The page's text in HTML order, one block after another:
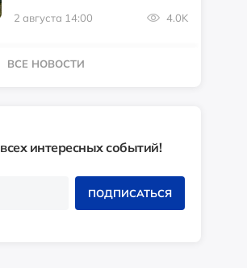
2 августа 14:00 4.0K
ВСЕ НОВОСТИ
всех интересных событий!
ПОДПИСАТЬСЯ